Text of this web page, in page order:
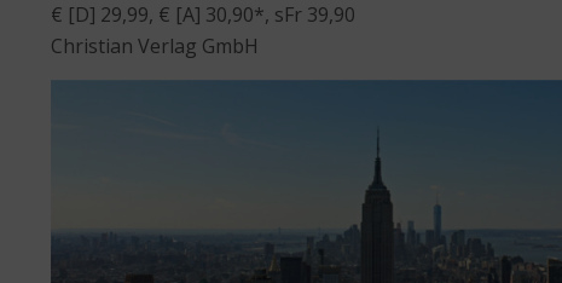
€ [D] 29,99, € [A] 30,90*, sFr 39,90
Christian Verlag GmbH